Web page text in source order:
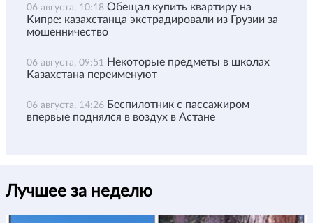
06 августа, 10:18 Обещал купить квартиру на
Кипре: казахстанца экстрадировали из Грузии за
мошенничество
06 августа, 09:51
Некоторые предметы в школах
Казахстана переименуют
06 августа, 14:26 Беспилотник с пассажиром
впервые поднялся в воздух в Астане
Лучшее за неделю